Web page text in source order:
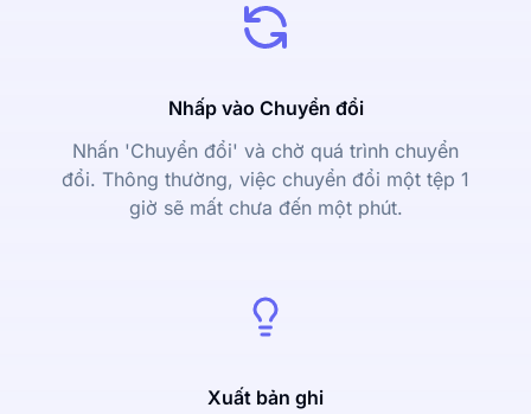
Nhấp vào Chuyển đổi
Nhấn 'Chuyển đổi' và chờ quá trình chuyển
đổi. Thông thường, việc chuyển đổi một tệp 1
giờ sẽ mất chưa đến một phút.
Xuất bản ghi